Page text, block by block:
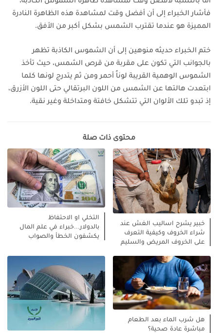
فأشار الخبراء إلى أن أفضل وقت لمشاهدة هذه الظاهرة النادرة
المميزة هو عندما تقترب الشمس بشكل أكبر من الأفق.
ختم الخبراء حديثه منوهين إلى أن الشموس الكاذبة تظهر
بالجوانب التي تكون على مقربة من قرص الشمس، حيث تأخذ
الشموس الوهمية القريبة لوناً أحمر ومن ثم يتدرج لونها كلما
ابتعدت هالتها عن الشمس من اللون البرتقالي حتى اللون الأزرق،
إذ تبدو تلك الألوان التي تتشكل خافتة ومتداخلة وغير نقية.
محتوى ذات صلة
خبير يشرح اساليب الغش عند
شراء الخروف وكيفية التعرف
على الخروف المريض والسليم
التخلي او الاحتفاظ
بالدولار...خبراء في علم المال
يكشفون الخطأ والصواب
هل شرب الماء بعد الطعام
مباشرة عادة صحية؟